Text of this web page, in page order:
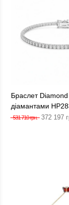
Браслет
діамантами
531 710 грн. 372 197